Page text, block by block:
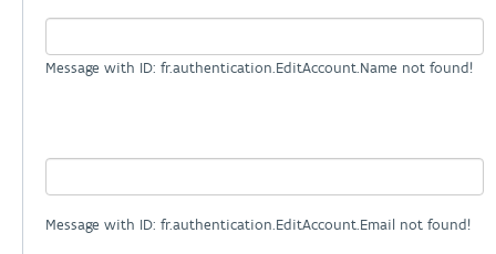
Message with ID: fr.authentication.EditAccount.Name not found!
Message with ID: fr.authentication.EditAccount.Email not found!